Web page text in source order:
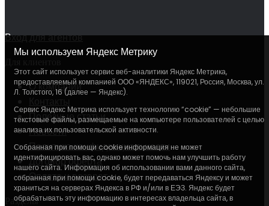
Мы используем Яндекс Метрику
Этот сайт использует сервис веб-аналитики Яндекс Метрика,
предоставляемый компанией ООО «ЯНДЕКС», 119021, Россия, Москва, ул.
Л. Толстого, 16 (далее — Яндекс).
Сервис Яндекс Метрика использует технологию “cookie” — небольшие
текстовые файлы, размещаемые на компьютере пользователей с целью
анализа их пользовательской активности.
Собранная при помощи cookie информация не может
идентифицировать вас, однако может помочь нам улучшить работу
нашего сайта. Информация об использовании вами данного сайта,
собранная при помощи cookie, будет передаваться Яндексу и может
храниться на серверах Яндекса в РФ и/или в ЕЭЗ. Яндекс будет
обрабатывать эту информацию в интересах владельца сайта, в
Вход для агентов
О компании
Полезные статьи
Новости
Политика конфиденциальности
Договор оферта
Оплата и возврат
Разделы